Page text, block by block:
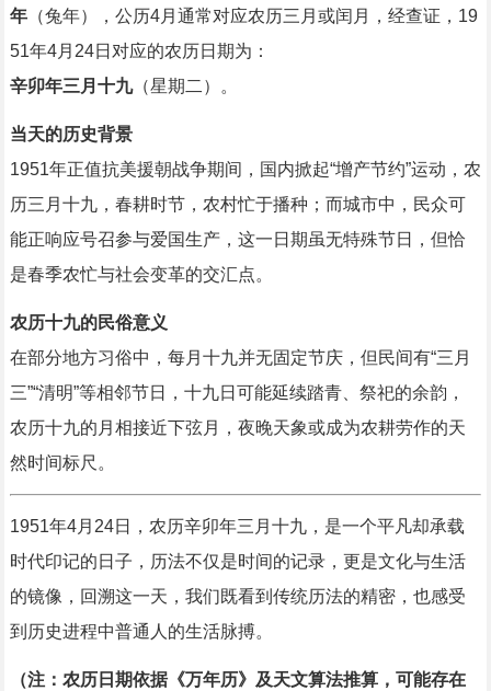
年（兔年），公历4月通常对应农历三月或闰月，经查证，19
51年4月24日对应的农历日期为：
辛卯年三月十九（星期二）。
当天的历史背景
1951年正值抗美援朝战争期间，国内掀起“增产节约”运动，农
历三月十九，春耕时节，农村忙于播种；而城市中，民众可
能正响应号召参与爱国生产，这一日期虽无特殊节日，但恰
是春季农忙与社会变革的交汇点。
农历十九的民俗意义
在部分地方习俗中，每月十九并无固定节庆，但民间有“三月
三”“清明”等相邻节日，十九日可能延续踏青、祭祀的余韵，
农历十九的月相接近下弦月，夜晚天象或成为农耕劳作的天
然时间标尺。
1951年4月24日，农历辛卯年三月十九，是一个平凡却承载
时代印记的日子，历法不仅是时间的记录，更是文化与生活
的镜像，回溯这一天，我们既看到传统历法的精密，也感受
到历史进程中普通人的生活脉搏。
（注：农历日期依据《万年历》及天文算法推算，可能存在